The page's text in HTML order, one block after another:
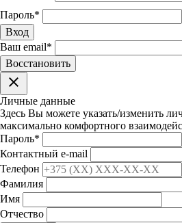
Пароль*
Вход
Ваш email*
Воcстановить
clear
Личные данные
Здесь Вы можете указать/изменить
максимально комфортного
Пароль*
Контактный e-mail
Телефон
Фамилия
Имя
Отчество